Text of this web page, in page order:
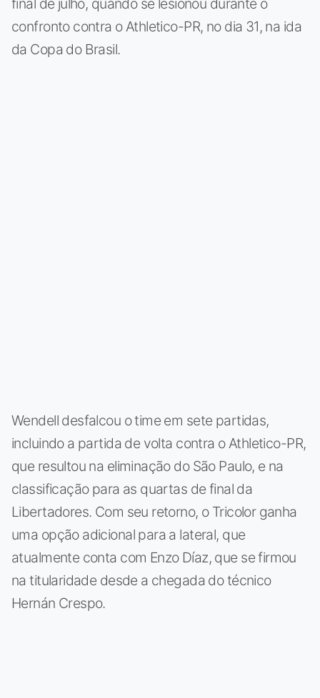
confronto contra o Athletico-PR, no dia 31, na ida
da Copa do Brasil.
Wendell desfalcou o time em sete partidas,
incluindo a partida de volta contra o Athletico-PR,
que resultou na eliminação do São Paulo, e na
classificação para as quartas de final da
Libertadores. Com seu retorno, o Tricolor ganha
uma opção adicional para a lateral, que
atualmente conta com Enzo Díaz, que se firmou
na titularidade desde a chegada do técnico
Hernán Crespo.